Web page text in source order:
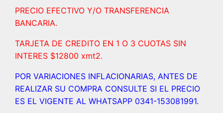
PRECIO EFECTIVO Y/O TRANSFERENCIA
BANCARIA.
TARJETA DE CREDITO EN 1 O 3 CUOTAS SIN
INTERES $12800 xmt2.
POR VARIACIONES INFLACIONARIAS, ANTES DE
REALIZAR SU COMPRA CONSULTE SI EL PRECIO
ES EL VIGENTE AL WHATSAPP 0341-153081991.